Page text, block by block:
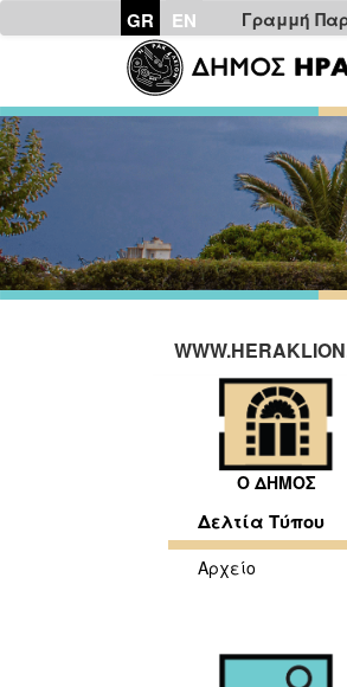
GR EN Γραμμή
Ο ΔΗΜΟΣ
Δελτία Τύπου
Αρχείο